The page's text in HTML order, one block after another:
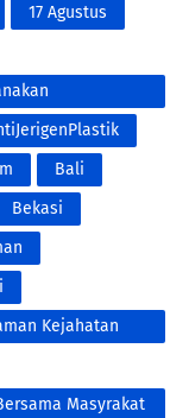
17 Agustus
Bali
Bekasi
Kejahatan
Masyrakat